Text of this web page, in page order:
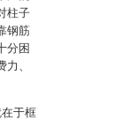
柱子
钢筋
分困
、
于框